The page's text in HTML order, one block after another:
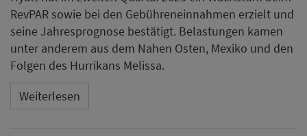
RevPAR sowie bei den Gebühreneinnahmen erzielt und
seine Jahresprognose bestätigt. Belastungen kamen
unter anderem aus dem Nahen Osten, Mexiko und den
Folgen des Hurrikans Melissa.
Weiterlesen